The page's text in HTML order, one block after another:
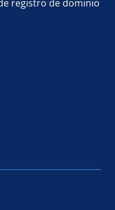
registro de dominio